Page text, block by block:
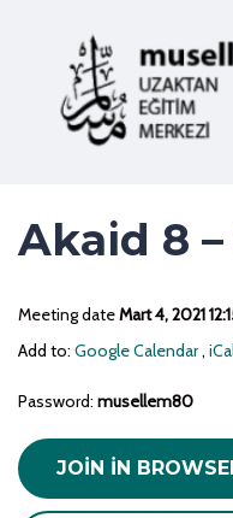
Akaid 8 –
Meeting dateMart 4, 2021
Add to: Google Calendar,
Password: musellem80
JOIN IN